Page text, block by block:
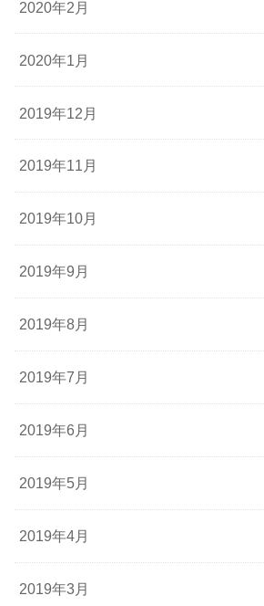
2020年2月
2020年1月
2019年12月
2019年11月
2019年10月
2019年9月
2019年8月
2019年7月
2019年6月
2019年5月
2019年4月
2019年3月